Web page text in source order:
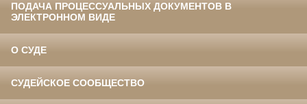
ПОДАЧА ПРОЦЕССУАЛЬНЫХ ДОКУМЕНТОВ В
ЭЛЕКТРОННОМ ВИДЕ
О СУДЕ
СУДЕЙСКОЕ СООБЩЕСТВО